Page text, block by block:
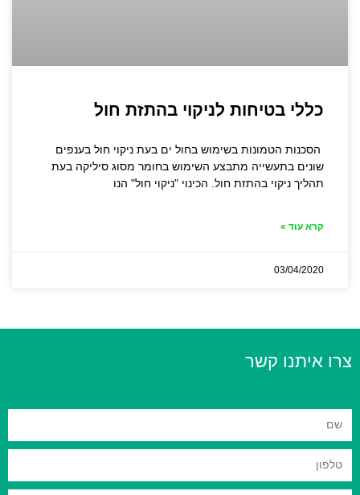
כללי בטיחות לניקוי בהתזת חול
הסכנות הטמונות בשימוש בחול ים בעת ניקוי חול בענפים
שונים בתעשייה מתבצע השימוש בחומר מסוג סיליקה בעת
תהליך ניקוי בהתזת חול. הכינוי "ניקוי חול" הנו
קרא עוד »
03/04/2020
צרו איתנו קשר